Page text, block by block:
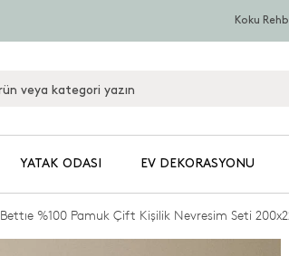
Koku
YATAK ODASI EV DEKORASYONU
Bettıe %100 Pamuk Çift Kişilik Nevresim Seti